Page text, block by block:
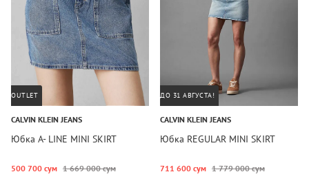
OUTLET
CALVIN KLEIN JEANS
Юбка A- LINE MINI SKIRT
500 700 сум 1 669 000 сум
ДО 31 АВГУСТА!
CALVIN KLEIN JEANS
Юбка REGULAR MINI SKIRT
711 600 сум 1 779 000 сум